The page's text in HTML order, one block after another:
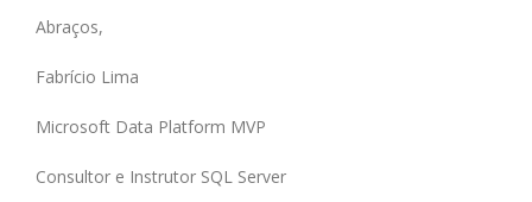
Abraços,
Fabrício Lima
Microsoft Data Platform MVP
Consultor e Instrutor SQL Server